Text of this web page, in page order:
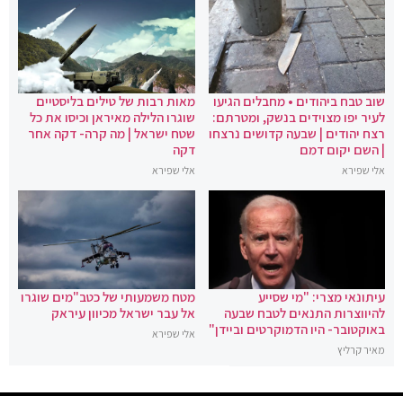
שוב טבח ביהודים • מחבלים הגיעו
לעיר יפו מצוידים בנשק, ומטרתם:
רצח יהודים | שבעה קדושים נרצחו
| השם יקום דמם
אלי שפירא
מאות רבות של טילים בליסטיים
שוגרו הלילה מאיראן וכיסו את כל
שטח ישראל | מה קרה- דקה אחר
דקה
אלי שפירא
עיתונאי מצרי: "מי שסייע
להיווצרות התנאים לטבח שבעה
באוקטובר- היו הדמוקרטים וביידן"
מאיר קרליץ
מטח משמעותי של כטב"מים שוגרו
אל עבר ישראל מכיוון עיראק
אלי שפירא